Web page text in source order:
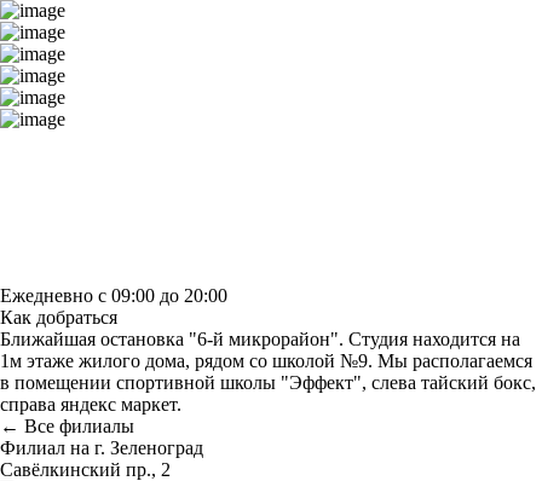
Ежедневно с 09:00 до 20:00
Как добраться
Ближайшая остановка "6-й микрорайон". Студия находится на
1м этаже жилого дома, рядом со школой №9. Мы располагаемся
в помещении спортивной школы "Эффект", слева тайский бокс,
справа яндекс маркет.
← Все филиалы
Филиал на г. Зеленоград
Савёлкинский пр., 2